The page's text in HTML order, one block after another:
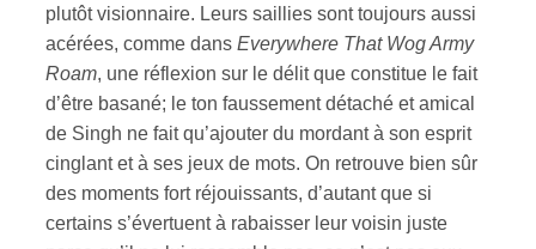
plutôt visionnaire. Leurs saillies sont toujours aussi
acérées, comme dans Everywhere That Wog Army
Roam, une réflexion sur le délit que constitue le fait
d’être basané; le ton faussement détaché et amical
de Singh ne fait qu’ajouter du mordant à son esprit
cinglant et à ses jeux de mots. On retrouve bien sûr
des moments fort réjouissants, d’autant que si
certains s’évertuent à rabaisser leur voisin juste